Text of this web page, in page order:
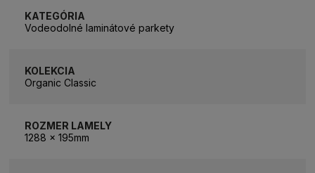
KATEGÓRIA
Vodeodolné laminátové parkety
KOLEKCIA
Organic Classic
ROZMER LAMELY
1288 x 195mm